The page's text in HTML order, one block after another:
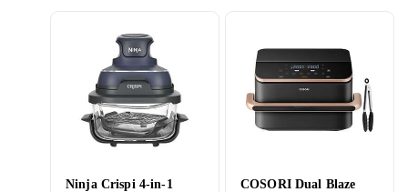
Ninja Crispi 4-in-1
COSORI Dual Blaze